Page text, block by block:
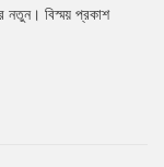
নতুন। বিস্ময় প্রকাশ